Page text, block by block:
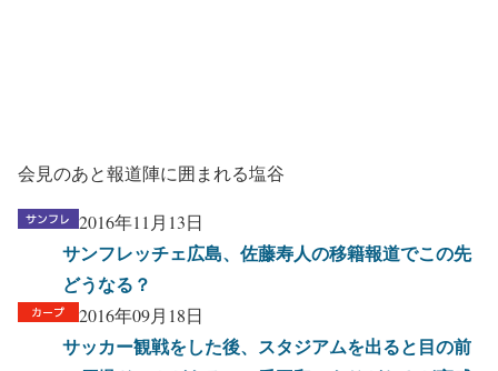
会見のあと報道陣に囲まれる塩谷
2016年11月13日
サンフレッチェ広島、佐藤寿人の移籍報道でこの先
どうなる？
2016年09月18日
サッカー観戦をした後、スタジアムを出ると目の前